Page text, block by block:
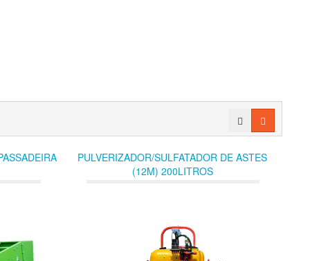
PULVERIZADOR/SULFATADOR DE ASTES
(12M) 200LITROS